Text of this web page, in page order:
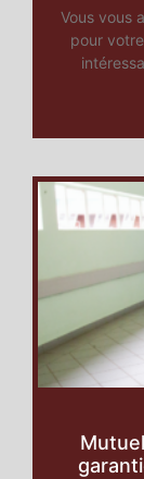
Vous vous
pour